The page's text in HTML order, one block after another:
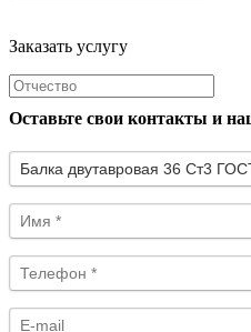
Заказать услугу
Оставьте свои контакты и